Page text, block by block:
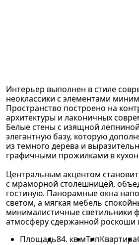
Интерьер выполнен в стиле
неоклассики с элементами
Пространство построено на
архитектуры и лаконичных
Белые стены с изящной
элегантную базу, которую
из темного дерева и
графичными прожилками в
Центральным акцентом
с мраморной столешницей,
гостиную. Панорамные окна
светом, а мягкая мебель
минималистичные светильники
атмосферу сдержанной роскоши
Площадь84. кв.мТипКвартира